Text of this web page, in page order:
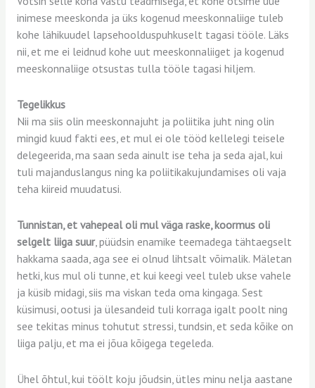
inimese meeskonda ja üks kogenud meeskonnaliige tuleb
kohe lähikuudel lapsehoolduspuhkuselt tagasi tööle. Läks
nii, et me ei leidnud kohe uut meeskonnaliiget ja kogenud
meeskonnaliige otsustas tulla tööle tagasi hiljem.
Tegelikkus
Nii ma siis olin meeskonnajuht ja poliitika juht ning olin
mingid kuud fakti ees, et mul ei ole tööd kellelegi teisele
delegeerida, ma saan seda ainult ise teha ja seda ajal, kui
tuli majanduslangus ning ka poliitikakujundamises oli vaja
teha kiireid muudatusi.
Tunnistan, et vahepeal oli mul väga raske, koormus oli
selgelt liiga suur, püüdsin enamike teemadega tähtaegselt
hakkama saada, aga see ei olnud lihtsalt võimalik. Mäletan
hetki, kus mul oli tunne, et kui keegi veel tuleb ukse vahele
ja küsib midagi, siis ma viskan teda oma kingaga. Sest
küsimusi, ootusi ja ülesandeid tuli korraga igalt poolt ning
see tekitas minus tohutut stressi, tundsin, et seda kõike on
liiga palju, et ma ei jõua kõigega tegeleda.
Ühel õhtul, kui töölt koju jõudsin, ütles minu nelja aastane